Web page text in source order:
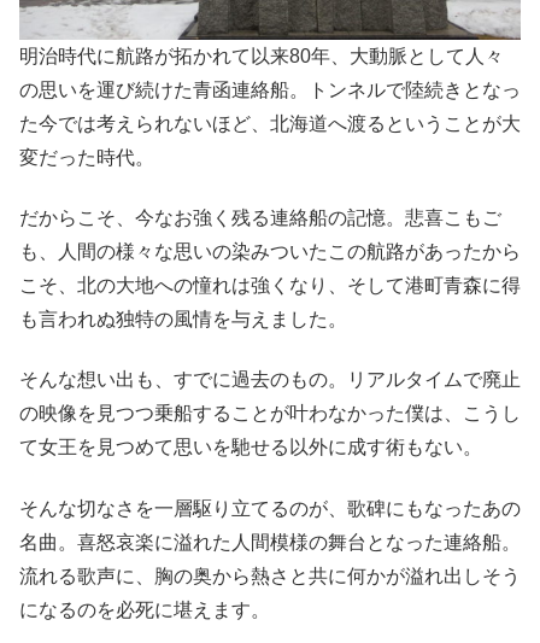
明治時代に航路が拓かれて以来80年、大動脈として人々
の思いを運び続けた青函連絡船。トンネルで陸続きとなっ
た今では考えられないほど、北海道へ渡るということが大
変だった時代。
だからこそ、今なお強く残る連絡船の記憶。悲喜こもご
も、人間の様々な思いの染みついたこの航路があったから
こそ、北の大地への憧れは強くなり、そして港町青森に得
も言われぬ独特の風情を与えました。
そんな想い出も、すでに過去のもの。リアルタイムで廃止
の映像を見つつ乗船することが叶わなかった僕は、こうし
て女王を見つめて思いを馳せる以外に成す術もない。
そんな切なさを一層駆り立てるのが、歌碑にもなったあの
名曲。喜怒哀楽に溢れた人間模様の舞台となった連絡船。
流れる歌声に、胸の奥から熱さと共に何かが溢れ出しそう
になるのを必死に堪えます。